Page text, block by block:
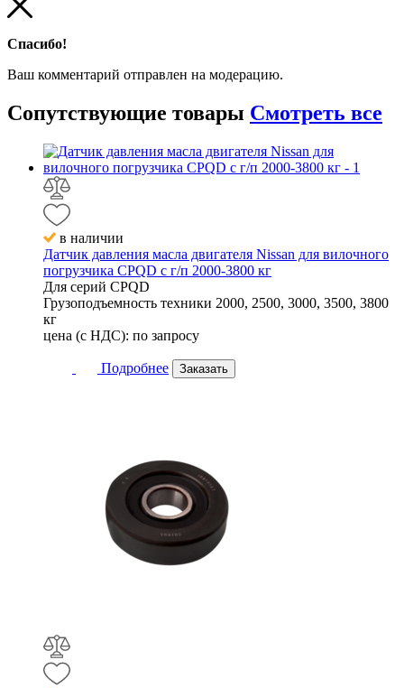
Спасибо!
Ваш комментарий отправлен на модерацию.
Сопутствующие товары Смотреть все
в наличии
Датчик давления масла двигателя Nissan для вилочного
погрузчика CPQD с г/п 2000-3800 кг
Для серий CPQD
Грузоподъемность техники 2000, 2500, 3000, 3500, 3800
кг
цена (с НДС): по запросу
Подробнее Заказать